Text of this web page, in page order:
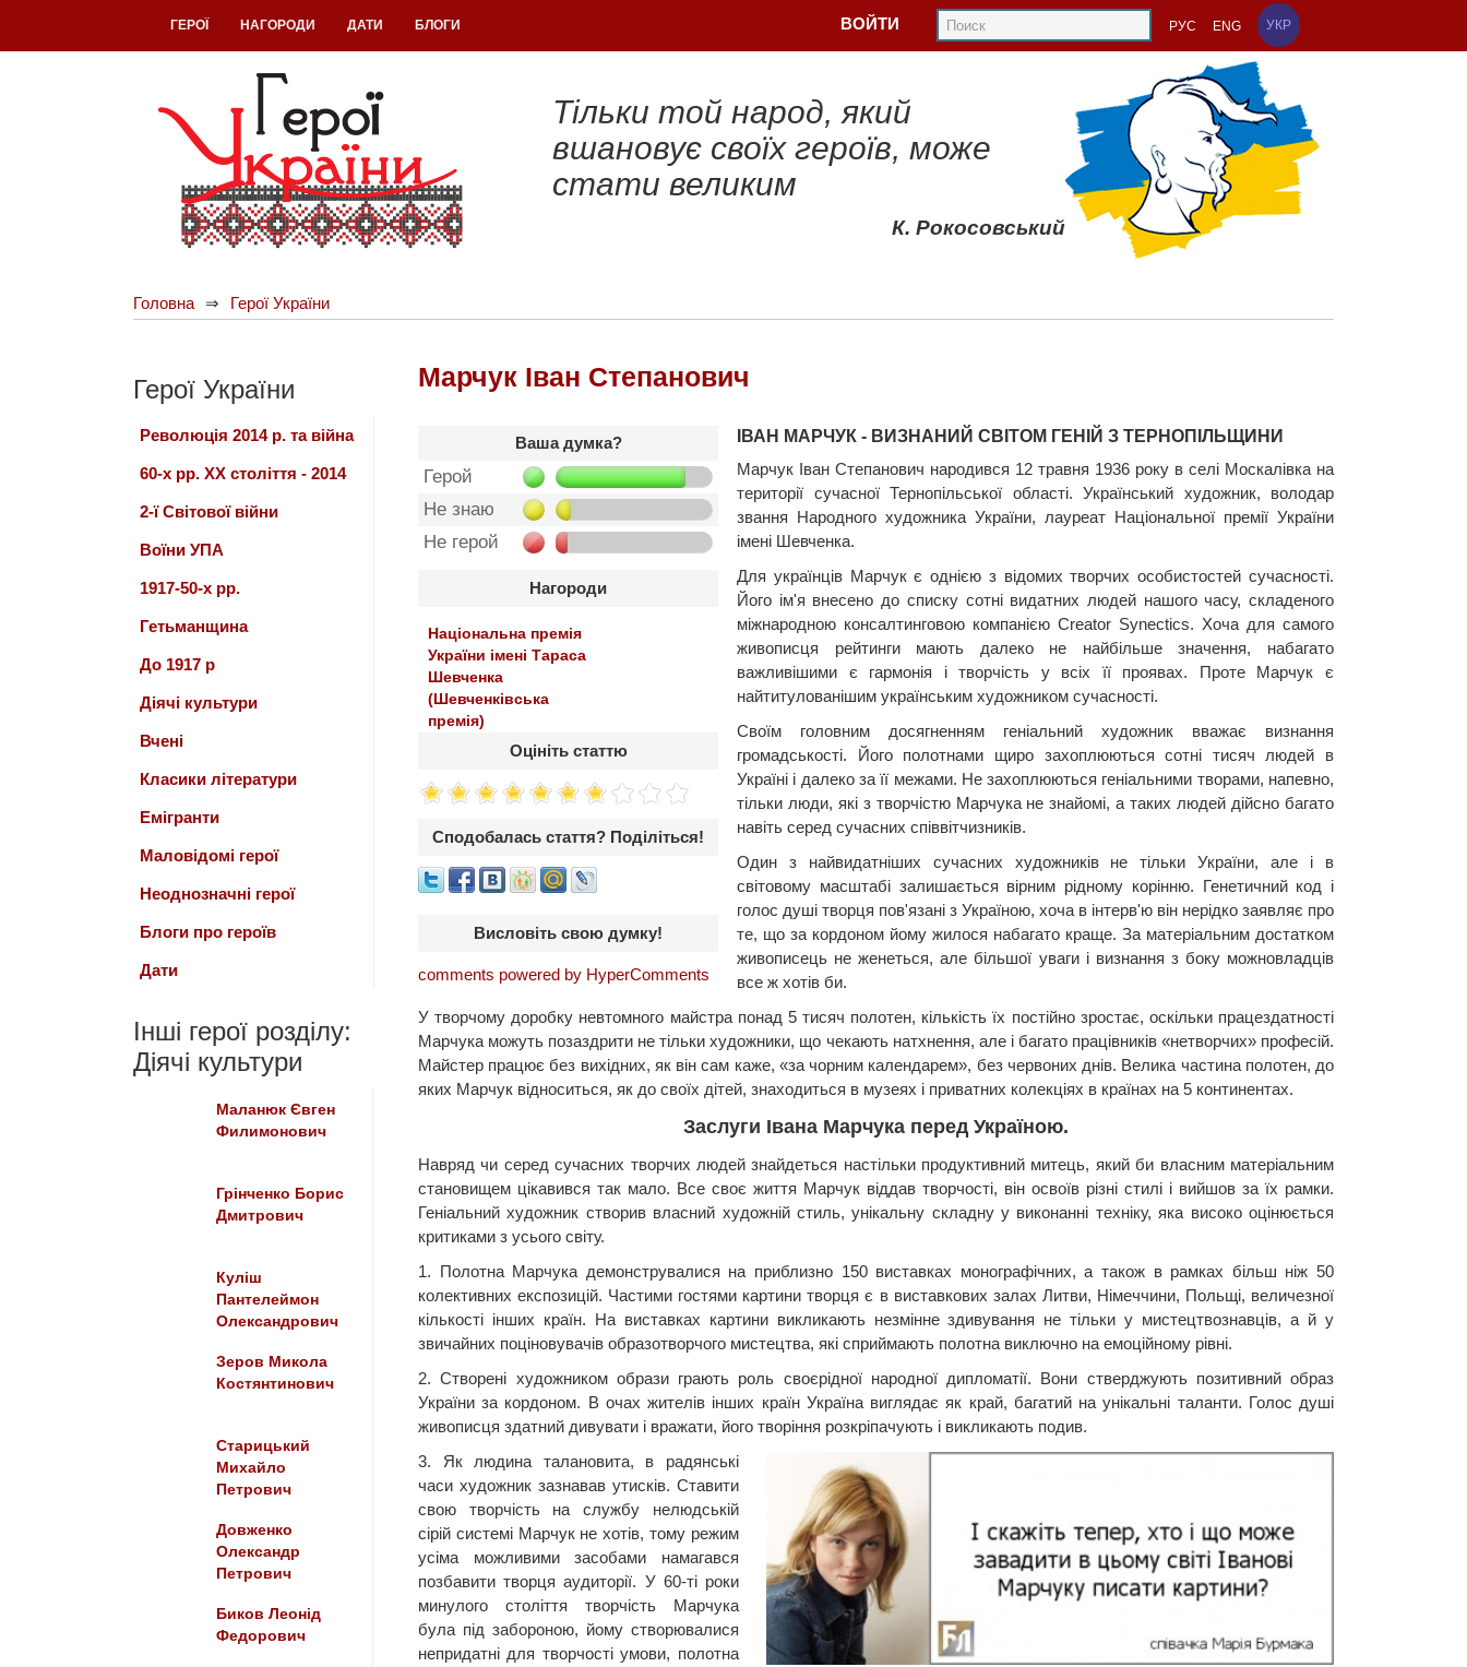
ГЕРОЇ НАГОРОДИ ДАТИ БЛОГИ ВОЙТИ РУС ENG УКР
Тільки той народ, який
вшановує своїх героїв, може
стати великим
К. Рокосовський
Головна Герої України
Марчук Іван Степанович
Ваша думка?
Герой
Не знаю
Не герой
Нагороди
Національна премія
України імені Тараса
Шевченка
(Шевченківська
премія)
Оцініть статтю
Сподобалась стаття? Поділіться!
Висловіть свою думку!
comments powered by HyperComments
ІВАН МАРЧУК - ВИЗНАНИЙ СВІТОМ ГЕНІЙ З ТЕРНОПІЛЬЩИНИ
Марчук Іван Степанович народився 12 травня 1936 року в селі Москалівка на
території сучасної Тернопільської області. Український художник, володар
звання Народного художника України, лауреат Національної премії України
імені Шевченка.
Для українців Марчук є однією з відомих творчих особистостей сучасності.
Його ім'я внесено до списку сотні видатних людей нашого часу, складеного
міжнародною консалтинговою компанією Creator Synectics. Хоча для самого
живописця рейтинги мають далеко не найбільше значення, набагато
важливішими є гармонія і творчість у всіх її проявах. Проте Марчук є
найтитулованішим українським художником сучасності.
Своїм головним досягненням геніальний художник вважає визнання
громадськості. Його полотнами щиро захоплюються сотні тисяч людей в
Україні і далеко за її межами. Не захоплюються геніальними творами, напевно,
тільки люди, які з творчістю Марчука не знайомі, а таких людей дійсно багато
навіть серед сучасних співвітчизників.
Один з найвидатніших сучасних художників не тільки України, але і в
світовому масштабі залишається вірним рідному корінню. Генетичний код і
голос душі творця пов'язані з Україною, хоча в інтерв'ю він нерідко заявляє про
те, що за кордоном йому жилося набагато краще. За матеріальним достатком
живописець не женеться, але більшої уваги і визнання з боку можновладців
все ж хотів би.
У творчому доробку невтомного майстра понад 5 тисяч полотен, кількість їх постійно зростає, оскільки працездатності
Марчука можуть позаздрити не тільки художники, що чекають натхнення, але і багато працівників «нетворчих» професій.
Майстер працює без вихідних, як він сам каже, «за чорним календарем», без червоних днів. Велика частина полотен, до
яких Марчук відноситься, як до своїх дітей, знаходиться в музеях і приватних колекціях в країнах на 5 континентах.
Заслуги Івана Марчука перед Україною.
Навряд чи серед сучасних творчих людей знайдеться настільки продуктивний митець, який би власним матеріальним
становищем цікавився так мало. Все своє життя Марчук віддав творчості, він освоїв різні стилі і вийшов за їх рамки.
Геніальний художник створив власний художній стиль, унікальну складну у виконанні техніку, яка високо оцінюється
критиками з усього світу.
1. Полотна Марчука демонструвалися на приблизно 150 виставках монографічних, а також в рамках більш ніж 50
колективних експозицій. Частими гостями картини творця є в виставкових залах Литви, Німеччини, Польщі, величезної
кількості інших країн. На виставках картини викликають незмінне здивування не тільки у мистецтвознавців, а й у
звичайних поціновувачів образотворчого мистецтва, які сприймають полотна виключно на емоційному рівні.
2. Створені художником образи грають роль своєрідної народної дипломатії. Вони стверджують позитивний образ
України за кордоном. В очах жителів інших країн Україна виглядає як край, багатий на унікальні таланти. Голос душі
живописця здатний дивувати і вражати, його творіння розкріпачують і викликають подив.
3. Як людина талановита, в радянські
часи художник зазнавав утисків. Ставити
свою творчість на службу нелюдській
сірій системі Марчук не хотів, тому режим
усіма можливими засобами намагався
позбавити творця аудиторії. У 60-ті роки
минулого століття творчість Марчука
була під забороною, йому створювалися
непридатні для творчості умови, полотна
Герої України
Революція 2014 р. та війна
60-х рр. ХХ століття - 2014
2-ї Світової війни
Воїни УПА
1917-50-х рр.
Гетьманщина
До 1917 р
Діячі культури
Вчені
Класики літератури
Емігранти
Маловідомі герої
Неоднозначні герої
Блоги про героїв
Дати
Інші герої розділу:
Діячі культури
Маланюк Євген
Филимонович
Грінченко Борис
Дмитрович
Куліш
Пантелеймон
Олександрович
Зеров Микола
Костянтинович
Старицький
Михайло
Петрович
Довженко
Олександр
Петрович
Биков Леонід
Федорович